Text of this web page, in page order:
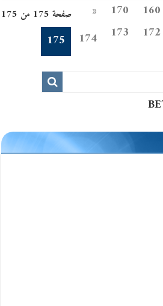
صفحة 175 من 175 160
170
«
172
173
174
175